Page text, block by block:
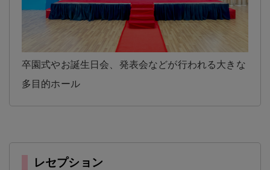
卒園式やお誕生日会、発表会などが行われる大きな
多目的ホール
レセプション